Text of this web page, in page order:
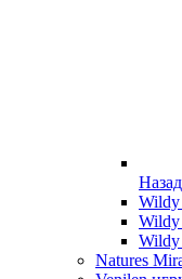
Назад
Wildy
Wildy
Wildy
Natures